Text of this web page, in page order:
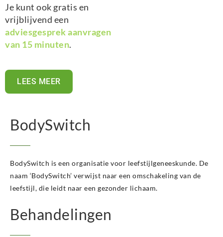
Je kunt ook gratis en
vrijblijvend een
adviesgesprek aanvragen
van 15 minuten.
LEES MEER
BodySwitch
BodySwitch is een organisatie voor leefstijlgeneeskunde. De
naam ‘BodySwitch’ verwijst naar een omschakeling van de
leefstijl, die leidt naar een gezonder lichaam.
Behandelingen